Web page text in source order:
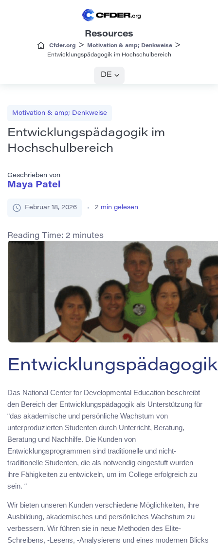
Resources
Cfder.org > Motivation & amp; Denkweise >
Entwicklungspädagogik im Hochschulbereich
DE
Motivation & amp; Denkweise
Entwicklungspädagogik im
Hochschulbereich
Geschrieben von
Maya Patel
Februar 18, 2026 2 min gelesen
Reading Time: 2 minutes
Entwicklungspädagogik
Das National Center for Developmental Education beschreibt
den Bereich der Entwicklungspädagogik als Unterstützung für
“das akademische und persönliche Wachstum von
unterproduzierten Studenten durch Unterricht, Beratung,
Beratung und Nachhilfe. Die Kunden von
Entwicklungsprogrammen sind traditionelle und nicht-
traditionelle Studenten, die als notwendig eingestuft wurden
ihre Fähigkeiten zu entwickeln, um im College erfolgreich zu
sein. “
Wir bieten unseren Kunden verschiedene Möglichkeiten, ihre
Ausbildung, akademisches und persönliches Wachstum zu
verbessern. Wir führen sie in neue Methoden des Elite-
Schreibens, -Lesens, -Analysierens und eines modernen Blicks